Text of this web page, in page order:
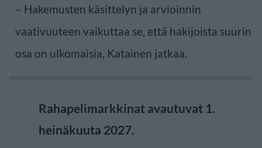
– Hakemusten käsittelyn ja arvioinnin
vaativuuteen vaikuttaa se, että hakijoista suurin
osa on ulkomaisia, Katainen jatkaa.
Rahapelimarkkinat avautuvat 1.
heinäkuuta 2027.